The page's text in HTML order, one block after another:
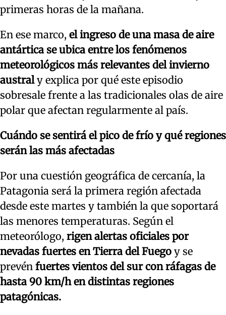
primeras horas de la mañana.
En ese marco, el ingreso de una masa de aire
antártica se ubica entre los fenómenos
meteorológicos más relevantes del invierno
australy explica por qué este episodio
sobresale frente a las tradicionales olas de aire
polar que afectan regularmente al país.
Cuándo se sentirá el pico de frío y qué regiones
serán las más afectadas
Por una cuestión geográfica de cercanía, la
Patagonia será la primera región afectada
desde este martes y también la que soportará
las menores temperaturas. Según el
meteorólogo, rigen alertas oficiales por
nevadas fuertes en Tierra del Fuego y se
prevén fuertes vientos del sur con ráfagas de
hasta 90 km/h en distintas regiones
patagónicas.